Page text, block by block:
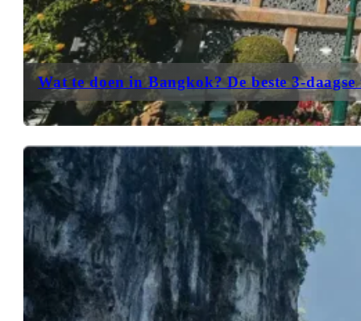
Wat te doen in Bangkok? De beste 3-daagse